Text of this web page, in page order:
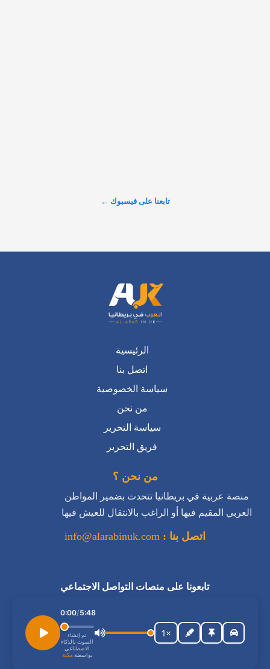
استمع إلى المقال
0:00/5:48
تم إنشاء
الصوت بالذكاء
الاصطناعي
بواسطةمكنة
1×
تابعنا على فيسبوك ←
الرئيسية
اتصل بنا
سياسة الخصوصية
من نحن
سياسة التحرير
فريق التحرير
من نحن ؟
منصة عربية في بريطانيا تتحدث بضمير المواطن
العربي المقيم فيها أو الراغب بالانتقال للعيش فيها
اتصل بنا : info@alarabinuk.com
تابعونا على منصات التواصل الاجتماعي